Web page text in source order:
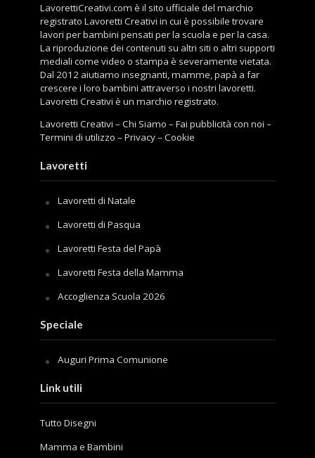
LavorettiCreativi.com è il sito ufficiale del marchio
registrato Lavoretti Creativi in cui è possibile trovare
lavori per bambini pensati per la scuola e per la casa.
La riproduzione dei contenuti su altri siti o altri supporti
mediali come video o stampa è severamente vietata.
Dal 2012 aiutiamo insegnanti, mamme, papà a far
crescere i loro bambini attraverso i nostri lavoretti.
Lavoretti Creativi è un marchio registrato.
Lavoretti Creativi –Chi Siamo –Fai pubblicità con noi –
Termini di utilizzo –Privacy–Cookie
Lavoretti
Lavoretti di Natale
Lavoretti di Pasqua
Lavoretti Festa del Papà
Lavoretti Festa della Mamma
Accoglienza Scuola 2026
Speciale
Auguri Prima Comunione
Link utili
Tutto Disegni
Mamma e Bambini